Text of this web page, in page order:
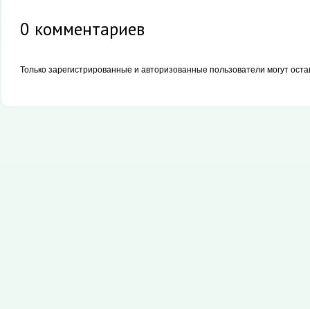
0 комментариев
Только зарегистрированные и авторизованные пользователи могут